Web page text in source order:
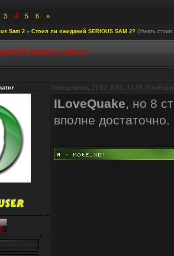
3 4 5 6 »
Sam 2 » Стоил ли ожиданий SERIOUS SAM 2? (Узнать
SERIOUS SAM 2?
Понедельник, 21.02.2011, 14:49 |
ILoveQuake, но 8
вполне достаточно.